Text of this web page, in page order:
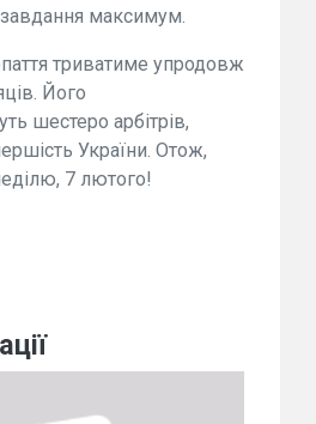
максимум.
триватиме упродовж
Його
шестеро арбітрів,
України. Отож,
7 лютого!